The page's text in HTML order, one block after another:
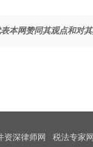
本网赞同其观点和对
资深律师网 税法专家